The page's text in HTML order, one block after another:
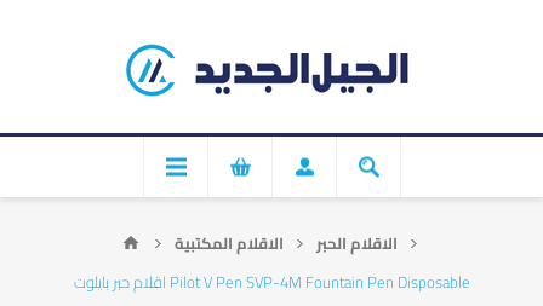
الاقلام المكتبية
الاقلام الحبر
اقلام حبر بايلوت Pilot V Pen SVP-4M Fountain Pen Disposable